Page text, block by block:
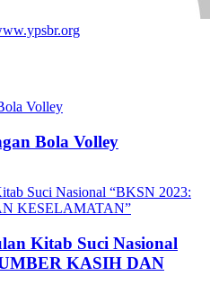
Bola Volley
Kitab Suci Nasional
KASIH DAN